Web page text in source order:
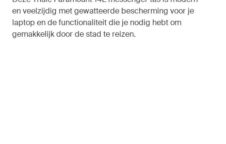
en veelzijdig met gewatteerde bescherming voor je
laptop en de functionaliteit die je nodig hebt om
gemakkelijk door de stad te reizen.